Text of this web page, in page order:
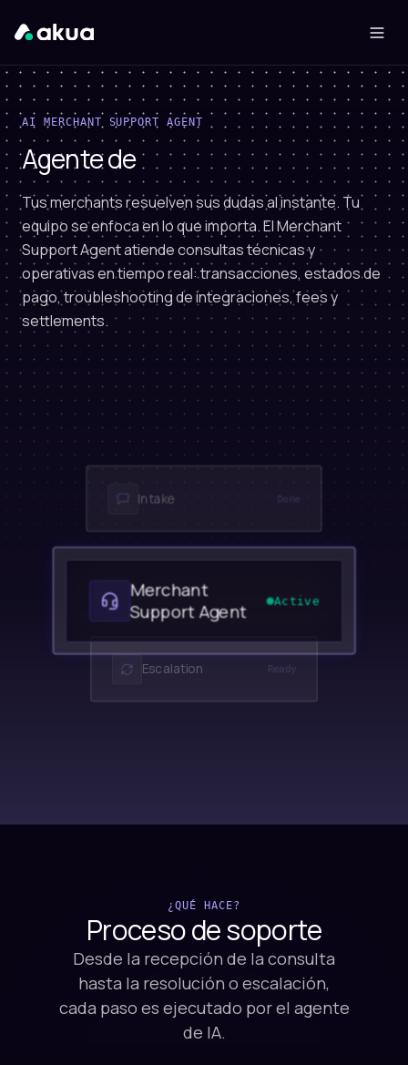
AI MERCHANT SUPPORT AGENT
Agente de
Tus merchants resuelven sus dudas al instante. Tu
equipo se enfoca en lo que importa. El Merchant
Support Agent atiende consultas técnicas y
operativas en tiempo real: transacciones, estados de
pago, troubleshooting de integraciones, fees y
settlements.
Merchant
Support Agent
¿QUÉ HACE?
Proceso desoporte
Desde la recepción de la consulta
hasta la resolución o escalación,
cada paso es ejecutado por el agente
de IA.